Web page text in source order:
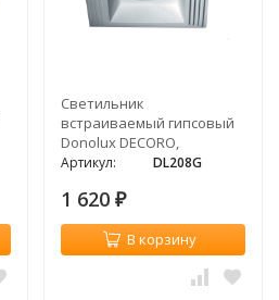
Светильник
встраиваемый гипсовый
Donolux DECORO,
квадратный, GU5.3, белый
Артикул: DL208G
1 620 ₽
В корзину